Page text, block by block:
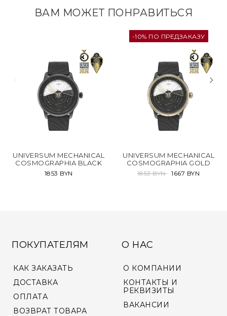
ВАМ МОЖЕТ ПОНРАВИТЬСЯ
UNIVERSUM MECHANICAL
COSMOGRAPHIA BLACK
1853 BYN
-10% ПО ПРЕДЗАКАЗУ
UNIVERSUM MECHANICAL
COSMOGRAPHIA GOLD
1853 BYN 1667 BYN
ПОКУПАТЕЛЯМ
КАК ЗАКАЗАТЬ
ДОСТАВКА
ОПЛАТА
ВОЗВРАТ ТОВАРА
О НАС
О КОМПАНИИ
КОНТАКТЫ И
РЕКВИЗИТЫ
ВАКАНСИИ